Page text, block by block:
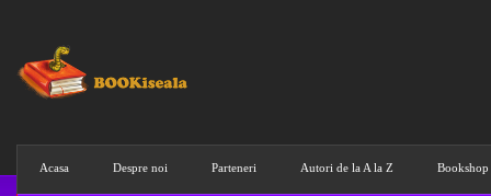
Acasa Despre noi Parteneri Autori de la A la Z Bookshop